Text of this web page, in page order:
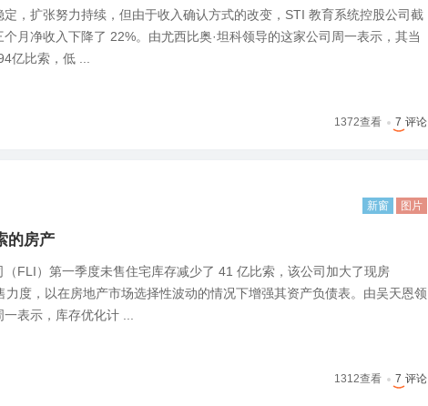
定，扩张努力持续，但由于收入确认方式的改变，STI 教育系统控股公司截
月净收入下降了 22%。由尤西比奥·坦科领导的这家公司周一表示，其当
亿比索，低 ...
1372查看 7 评论
新窗 图片
的房产
FLI）第一季度未售住宅库存减少了 41 亿比索，该公司加大了现房
力度，以在房地产市场选择性波动的情况下增强其资产负债表。由吴天恩领
表示，库存优化计 ...
1312查看 7 评论